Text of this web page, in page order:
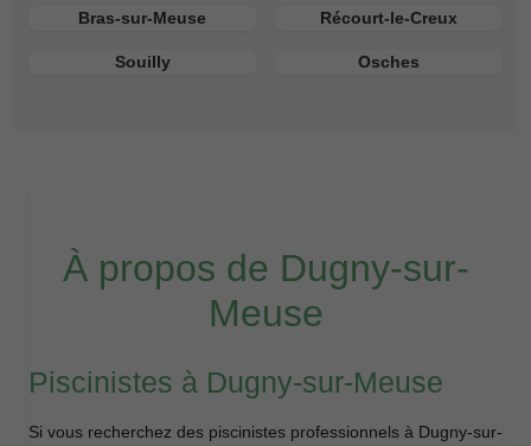
Bras-sur-Meuse Récourt-le-Creux
Souilly Osches
À propos de Dugny-sur-
Meuse
Piscinistes à Dugny-sur-Meuse
Si vous recherchez des piscinistes professionnels à Dugny-sur-